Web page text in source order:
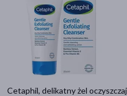
Cetaphil, delikatny żel